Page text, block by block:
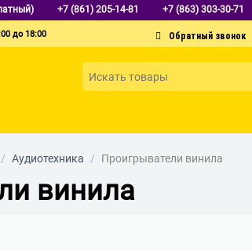
+7 (861) 205-14-81 +7 (863) 303-30-71
до 18:00
/ Аудиотехника / Проигрыватели винила
винила